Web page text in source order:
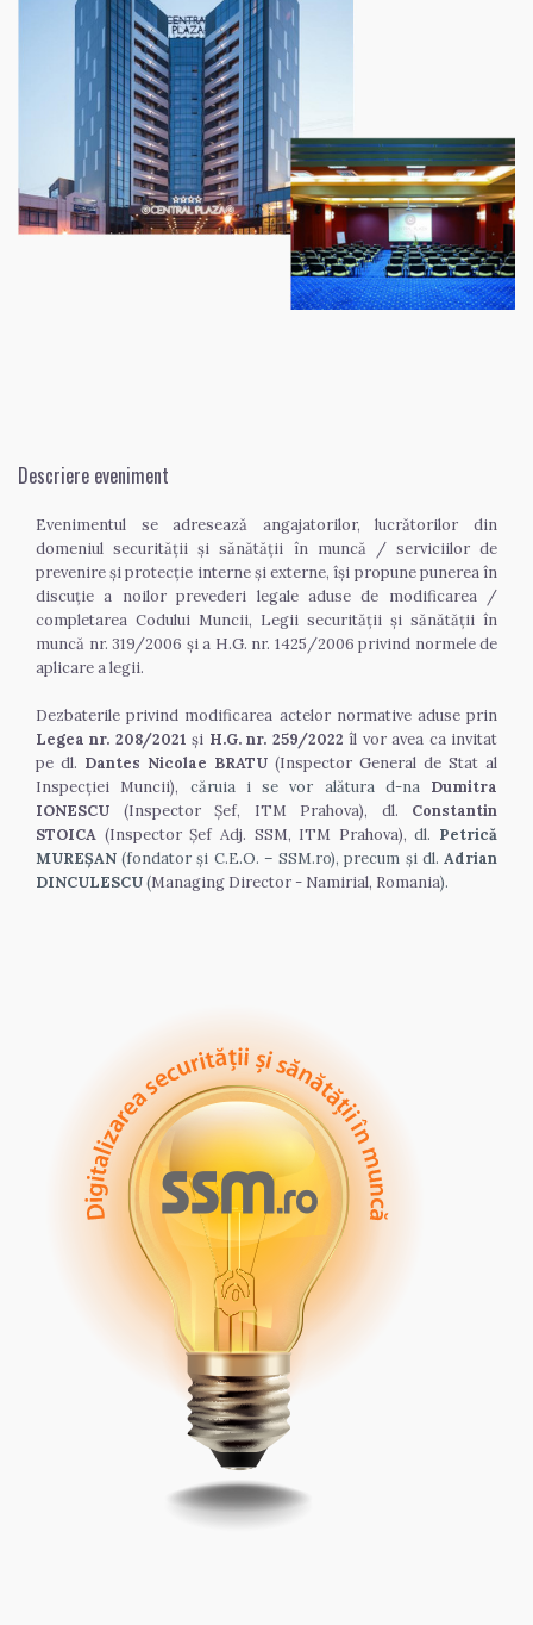
Descriere eveniment
Evenimentul se adresează angajatorilor, lucrătorilor din
domeniul securității și sănătății în muncă / serviciilor de
prevenire și protecție interne și externe, își propune punerea în
discuție a noilor prevederi legale aduse de modificarea /
completarea Codului Muncii, Legii securității și sănătății în
muncă nr. 319/2006 și a H.G. nr. 1425/2006 privind normele de
aplicare a legii.
Legea nr. 208/2021 și H.G. nr. 259/2022 îl vor avea ca invitat
pe dl. Dantes Nicolae BRATU (Inspector General de Stat al
Inspecției Muncii), căruia i se vor alătura d-na Dumitra
IONESCU (Inspector Șef, ITM Prahova), dl. Constantin
STOICA (Inspector Șef Adj. SSM, ITM Prahova), dl. Petrică
MUREȘAN (fondator și C.E.O. – SSM.ro), precum și dl. Adrian
DINCULESCU (Managing Director - Namirial, Romania).